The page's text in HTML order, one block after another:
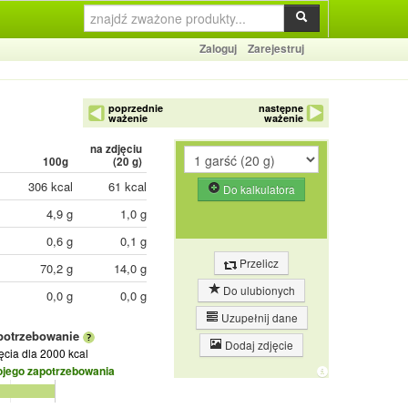
Zaloguj Zarejestruj
poprzednie
ważenie
następne
ważenie
100g
na zdjęciu
(20 g)
306 kcal
61 kcal
4,9 g
1,0 g
0,6 g
0,1 g
70,2 g
14,0 g
0,0 g
0,0 g
dla 2000 kcal
zapotrzebowania
Do kalkulatora
Przelicz
Do ulubionych
Uzupełnij dane
Dodaj zdjęcie